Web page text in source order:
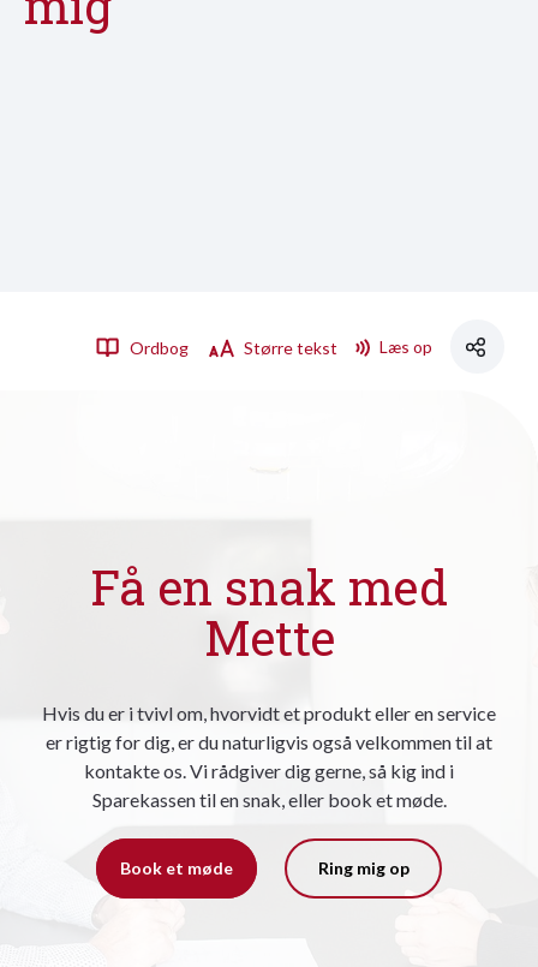
Ordbog Større tekst Læs op
Få en snak med
Mette
Hvis du er i tvivl om, hvorvidt et produkt eller en service
er rigtig for dig, er du naturligvis også velkommen til at
kontakte os. Vi rådgiver dig gerne, så kig ind i
Sparekassen til en snak, eller book et møde.
Book et møde Ring mig op